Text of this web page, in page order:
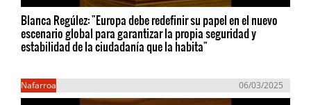
Blanca Regúlez: "Europa debe redefinir su papel en el nuevo
escenario global para garantizar la propia seguridad y
estabilidad de la ciudadanía que la habita"
Nafarroa 06/03/2025